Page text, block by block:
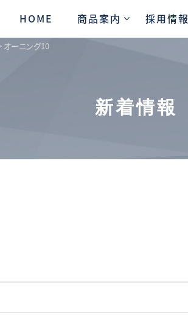
HOME 商品案内 採用情報
オーニング10
新着情報